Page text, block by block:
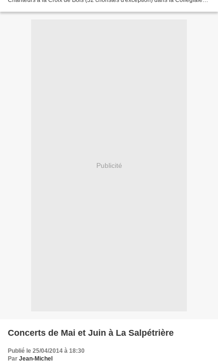
Publicité
Concerts de Mai et Juin à La Salpétrière
Publié le 25/04/2014 à 18:30
Par Jean-Michel